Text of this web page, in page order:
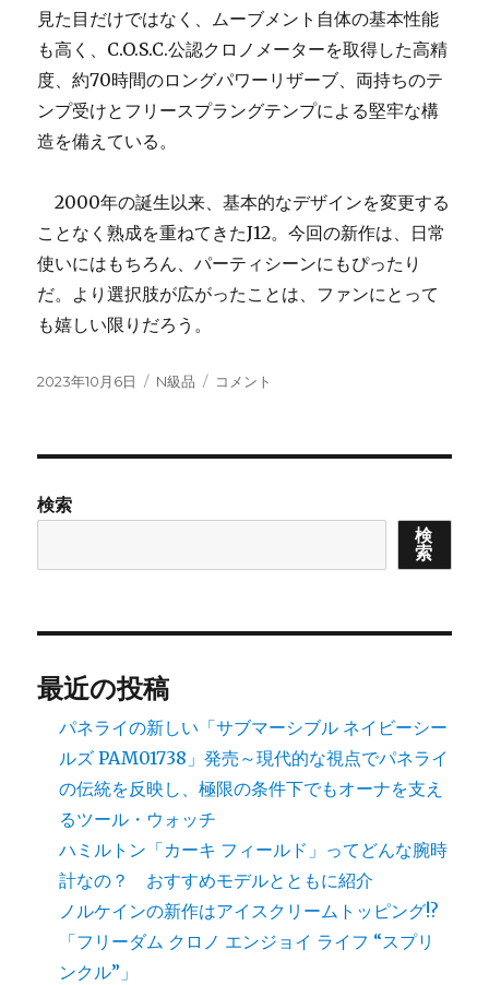
見た目だけではなく、ムーブメント自体の基本性能
も高く、C.O.S.C.公認クロノメーターを取得した高精
度、約70時間のロングパワーリザーブ、両持ちのテ
ンプ受けとフリースプラングテンプによる堅牢な構
造を備えている。
2000年の誕生以来、基本的なデザインを変更する
ことなく熟成を重ねてきたJ12。今回の新作は、日常
使いにはもちろん、パーティシーンにもぴったり
だ。より選択肢が広がったことは、ファンにとって
も嬉しい限りだろう。
投
2023年10月6日
カ
N級品
シ
ャ
に、
ロ
ー
ゴ
ー
ル
を
取
り
れ
コメント
検索
検
索
最近の投稿
パネライの新しい「サブマーシブル ネイビーシー
ルズ PAM01738」発売～現代的な視点でパネライ
の伝統を反映し、極限の条件下でもオーナを支え
るツール・ウォッチ
ハミルトン「カーキ フィールド」ってどんな腕時
計なの？ おすすめモデルとともに紹介
ノルケインの新作はアイスクリームトッピング!?
「フリーダム クロノ エンジョイ ライフ “スプリ
ンクル”」